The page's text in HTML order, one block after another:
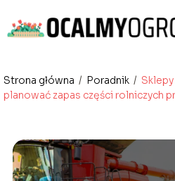
Strona główna / Poradnik /
planować zapas części rolniczych